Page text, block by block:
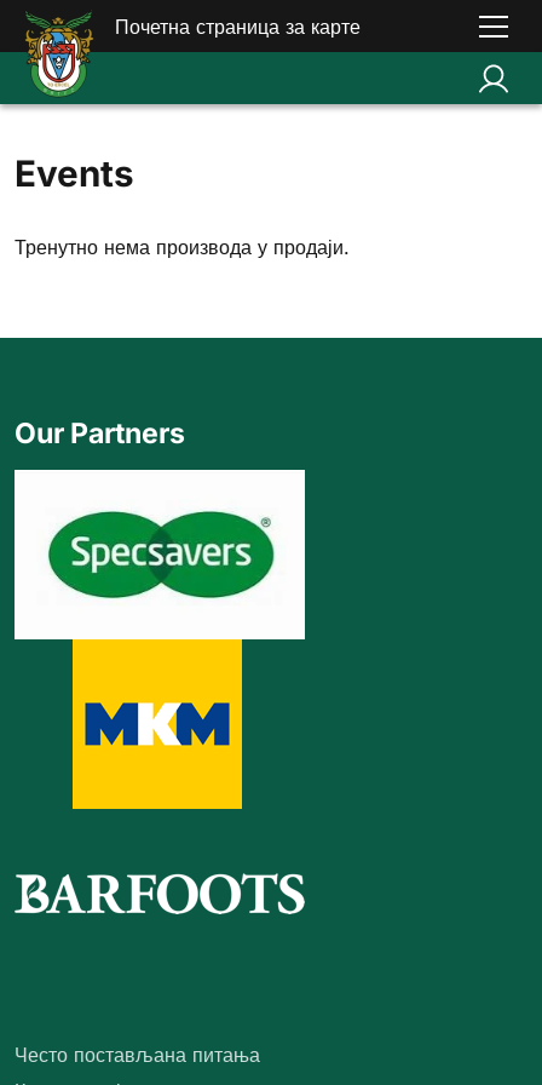
Почетна страница за карте
Events
Тренутно нема производа у продаји.
Често постављана питања
Our Partners